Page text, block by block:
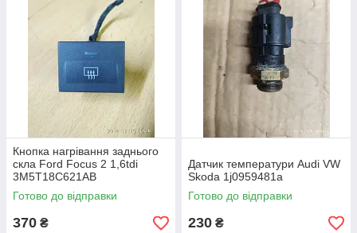
Кнопка нагрівання заднього
скла Ford Focus 2 1,6tdi
3M5T18C621AB
Готово до відправки
370 ₴
Датчик температури Audi VW
Skoda 1j0959481a
Готово до відправки
230 ₴